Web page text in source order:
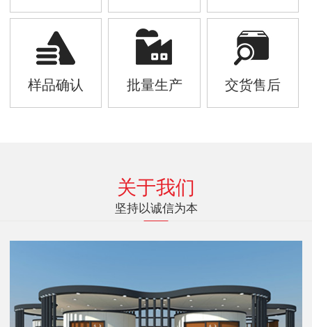
样品确认 批量生产 交货售后
关于我们
坚持以诚信为本